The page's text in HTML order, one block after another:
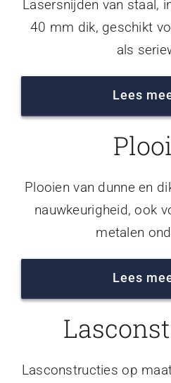
Lasersnijden van staal,
40 mm dik, geschikt
als
Lees
Plooien van dunne en
nauwkeurigheid, ook
metalen
Lees
Lasconstructies op